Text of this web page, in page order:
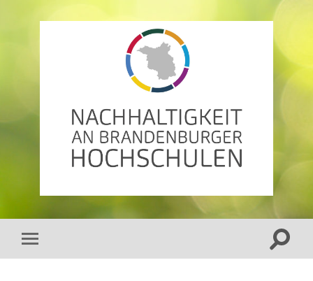
AG
Nachhaltigkeit
an
Mobile-
Menü